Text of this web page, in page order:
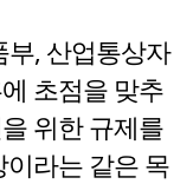
, 산업통상자
초점을 맞추
위한 규제를
라는 같은 목